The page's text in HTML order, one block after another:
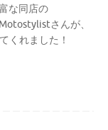
な同店の
Motostylistさんが、
くれました！